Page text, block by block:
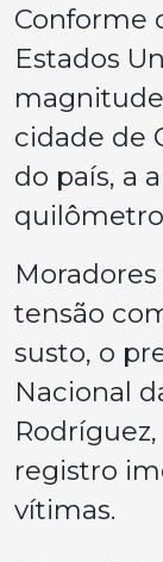
Conforme
Estados
cidade de
do país, a
tensão
susto, o
Nacional
registro
vítimas.